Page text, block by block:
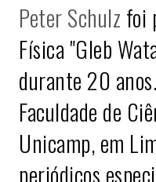
Peter Schulz foi
Física "Gleb
durante 20
Faculdade de
Unicamp, em
periódicos